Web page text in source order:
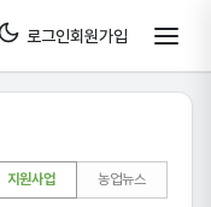
로그인회원가입
지원사업 농업뉴스